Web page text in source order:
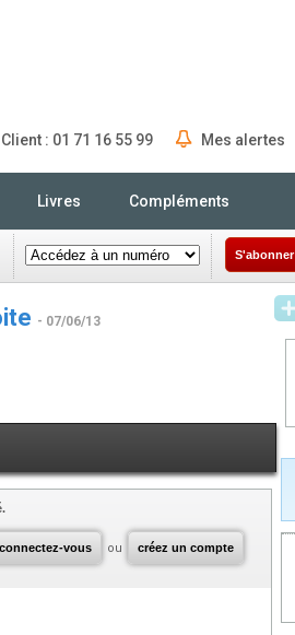
: 01 71 16 55 99 Mes alertes
Livres Compléments
S'abonner
- 07/06/13
connectez-vous ou créez un compte